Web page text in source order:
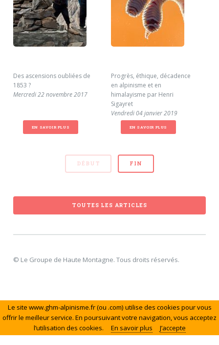
Des ascensions oubliées de
1853 ?
Mercredi 22 novembre 2017
EN SAVOIR PLUS
Progrès, éthique, décadence
en alpinisme et en
himalayisme par Henri
Sigayret
Vendredi 04 janvier 2019
EN SAVOIR PLUS
DÉBUT FIN
TOUTES LES ARTICLES
© Le Groupe de Haute Montagne. Tous droits réservés.
Le site www.ghm-alpinisme.fr (ou .com) utilise des cookies pour vous
offrir le meilleur service. En poursuivant votre navigation, vous acceptez
l’utilisation des cookies.
En savoir plus J’accepte